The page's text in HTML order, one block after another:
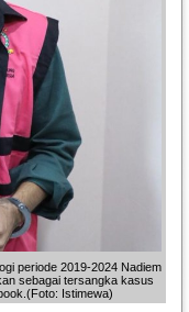
periode 2019-2024 Nadiem
sebagai tersangka kasus
Istimewa)